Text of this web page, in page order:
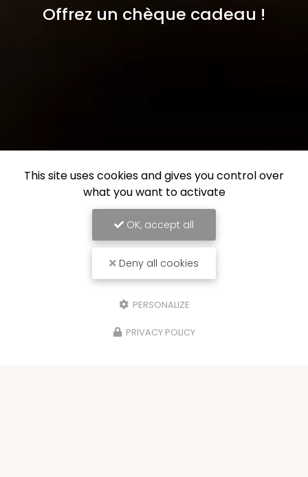
Offrez un chèque cadeau !
This site uses cookies and gives you control over
what you want to activate
OK, accept all
Deny all cookies
PERSONALIZE
PRIVACY POLICY